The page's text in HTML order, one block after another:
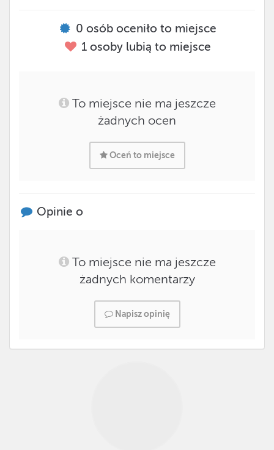
0 osób oceniło to miejsce
1osoby lubią to miejsce
To miejsce nie ma jeszcze
żadnych ocen
Oceń to miejsce
Opinie o
To miejsce nie ma jeszcze
żadnych komentarzy
Napisz opinię